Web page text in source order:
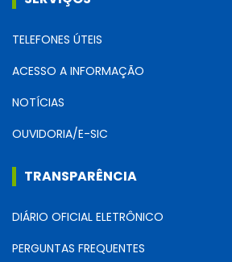
TELEFONES ÚTEIS
ACESSO A INFORMAÇÃO
NOTÍCIAS
OUVIDORIA/E-SIC
TRANSPARÊNCIA
DIÁRIO OFICIAL ELETRÔNICO
PERGUNTAS FREQUENTES